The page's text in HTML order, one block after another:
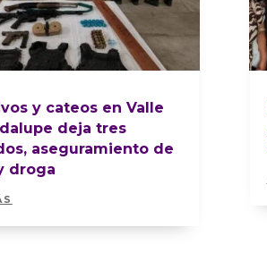
y cateos en Valle
deja tres
aseguramiento de
droga